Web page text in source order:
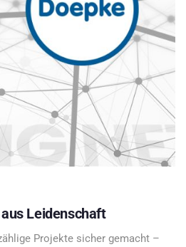
Leidenschaft
Projekte sicher gemacht –